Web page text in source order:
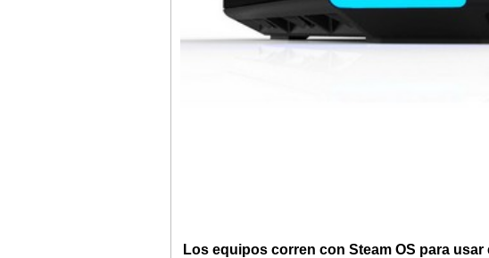
Los equipos corren con Steam OS para